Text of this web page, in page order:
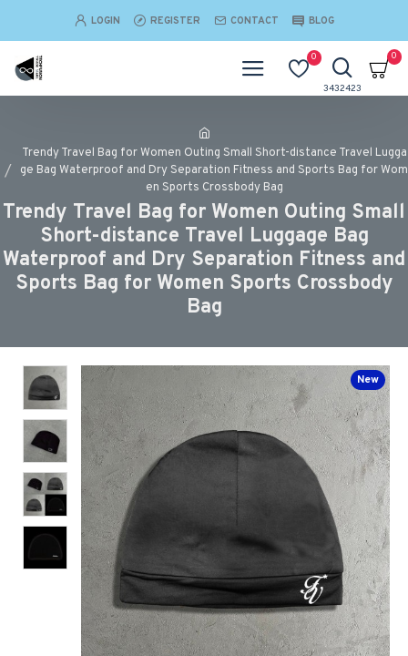
LOGIN REGISTER CONTACT BLOG
0 0
Trendy Travel Bag for Women Outing Small Short-distance Travel Lugga
ge Bag Waterproof and Dry Separation Fitness and Sports Bag for Wom
en Sports Crossbody Bag
Trendy Travel Bag for Women Outing Small
Short-distance Travel Luggage Bag
Waterproof and Dry Separation Fitness and
Sports Bag for Women Sports Crossbody
Bag
New